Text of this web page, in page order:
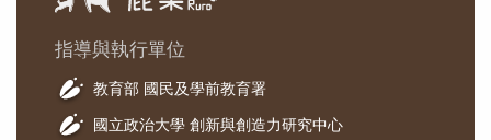
指導與執行單位
教育部 國民及學前教育署
國立政治大學 創新與創造力研究中心